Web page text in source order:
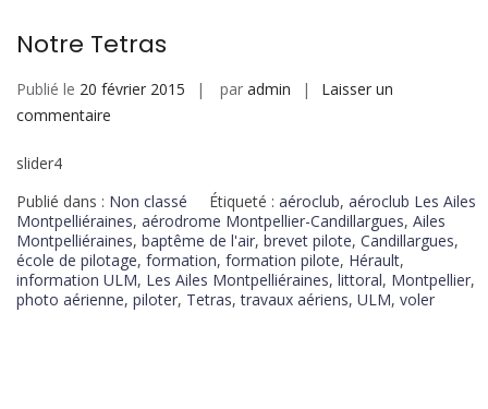
Notre Tetras
Publié le 20 février 2015 par admin
Laisser un
commentaire
slider4
Publié dans : Non classé Étiqueté : aéroclub, aéroclub Les Ailes
Montpelliéraines, aérodrome Montpellier-Candillargues, Ailes
Montpelliéraines, baptême de l'air, brevet pilote, Candillargues,
école de pilotage, formation, formation pilote, Hérault,
information ULM, Les Ailes Montpelliéraines, littoral, Montpellier,
photo aérienne, piloter, Tetras,travaux aériens, ULM, voler